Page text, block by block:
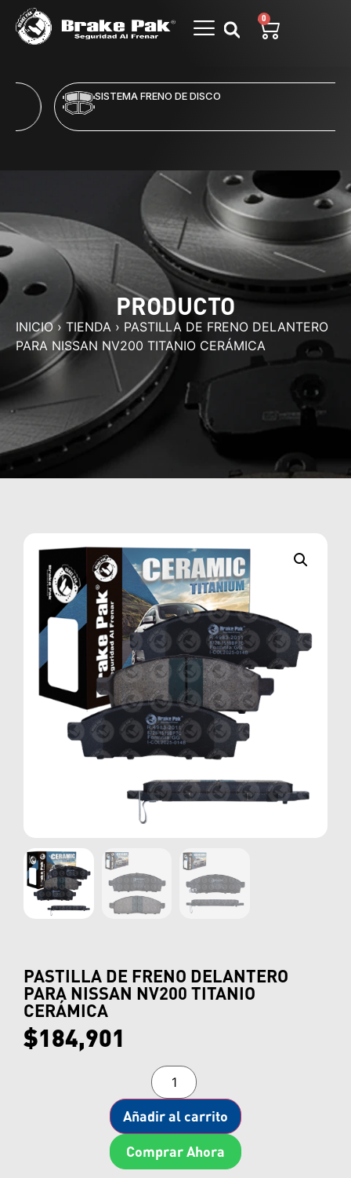
0
SISTEMA FRENO DE DISCO
PRODUCTO
INICIO› TIENDA › PASTILLA DE FRENO DELANTERO
PARA NISSAN NV200 TITANIO CERÁMICA
PASTILLA DE FRENO DELANTERO
PARA NISSAN NV200 TITANIO
CERÁMICA
$184,901
Añadir al carrito
Comprar Ahora